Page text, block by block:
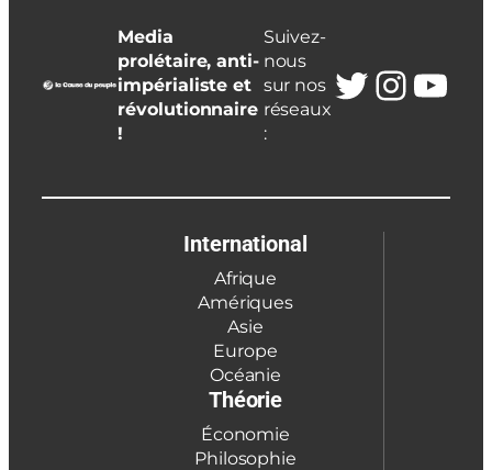
Media
prolétaire, anti-
impérialiste et
révolutionnaire
!
Suivez-
nous
sur nos
réseaux
:
Twitter
International
Afrique
Amériques
Asie
Europe
Océanie
Théorie
Économie
Philosophie